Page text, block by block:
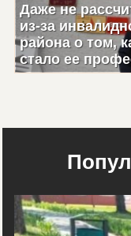
Даже не
из-за
района о том,
стало ее